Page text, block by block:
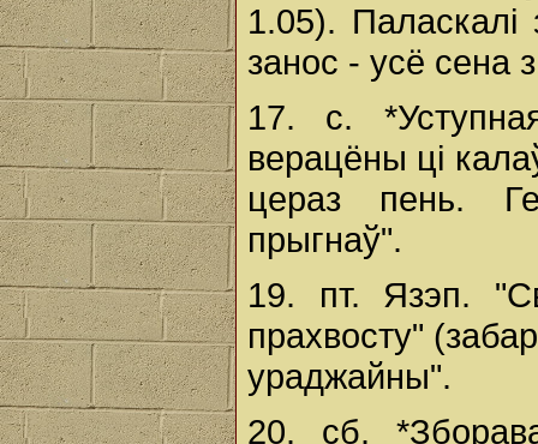
1.05).
занос - усё сена
17. с.
верацёны ці
цераз пень.
прыгнаў".
19. пт. Язэп.
прахвосту"
ураджайны".
20. сб.